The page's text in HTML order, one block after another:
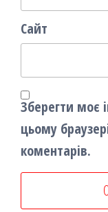
Сайт
Зберегти моє
цьому
коментарів.